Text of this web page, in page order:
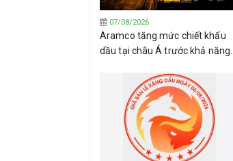
07/08/2026
Aramco tăng mức chiết khấu
dầu tại châu Á trước khả năng